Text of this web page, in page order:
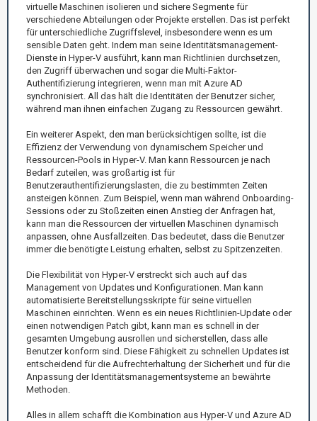
virtuelle Maschinen isolieren und sichere Segmente für
verschiedene Abteilungen oder Projekte erstellen. Das ist perfekt
für unterschiedliche Zugriffslevel, insbesondere wenn es um
sensible Daten geht. Indem man seine Identitätsmanagement-
Dienste in Hyper-V ausführt, kann man Richtlinien durchsetzen,
den Zugriff überwachen und sogar die Multi-Faktor-
Authentifizierung integrieren, wenn man mit Azure AD
synchronisiert. All das hält die Identitäten der Benutzer sicher,
während man ihnen einfachen Zugang zu Ressourcen gewährt.
Ein weiterer Aspekt, den man berücksichtigen sollte, ist die
Effizienz der Verwendung von dynamischem Speicher und
Ressourcen-Pools in Hyper-V. Man kann Ressourcen je nach
Bedarf zuteilen, was großartig ist für
Benutzerauthentifizierungslasten, die zu bestimmten Zeiten
ansteigen können. Zum Beispiel, wenn man während Onboarding-
Sessions oder zu Stoßzeiten einen Anstieg der Anfragen hat,
kann man die Ressourcen der virtuellen Maschinen dynamisch
anpassen, ohne Ausfallzeiten. Das bedeutet, dass die Benutzer
immer die benötigte Leistung erhalten, selbst zu Spitzenzeiten.
Die Flexibilität von Hyper-V erstreckt sich auch auf das
Management von Updates und Konfigurationen. Man kann
automatisierte Bereitstellungsskripte für seine virtuellen
Maschinen einrichten. Wenn es ein neues Richtlinien-Update oder
einen notwendigen Patch gibt, kann man es schnell in der
gesamten Umgebung ausrollen und sicherstellen, dass alle
Benutzer konform sind. Diese Fähigkeit zu schnellen Updates ist
entscheidend für die Aufrechterhaltung der Sicherheit und für die
Anpassung der Identitätsmanagementsysteme an bewährte
Methoden.
Alles in allem schafft die Kombination aus Hyper-V und Azure AD